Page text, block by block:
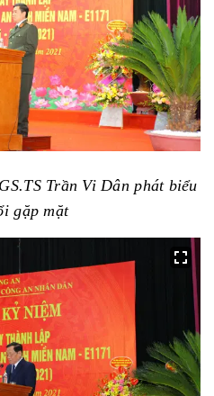
Trần Vi Dân phát biểu
gặp mặt